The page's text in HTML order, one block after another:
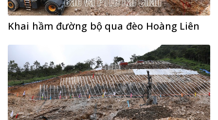
Khai hầm đường bộ qua đèo Hoàng Liên